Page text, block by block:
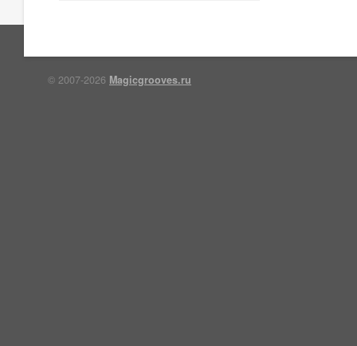
© 2007-2026 Magicgrooves.ru